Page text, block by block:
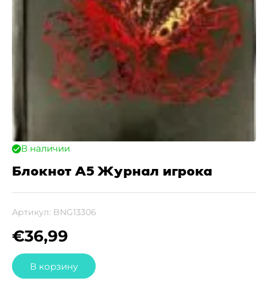
В наличии
Блокнот A5 Журнал игрока
Артикул: BNG13306
€36,99
В корзину